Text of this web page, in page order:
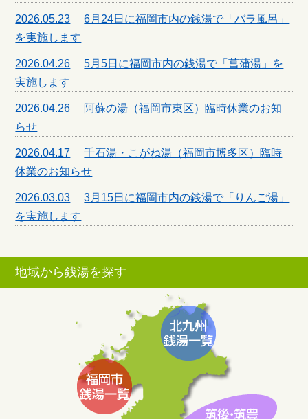
2026.05.23
6月24日に福岡市内の銭湯で「バラ風呂」
を実施します
2026.04.26
5月5日に福岡市内の銭湯で「菖蒲湯」を
実施します
2026.04.26
阿蘇の湯（福岡市東区）臨時休業のお知
らせ
2026.04.17
千石湯・こがね湯（福岡市博多区）臨時
休業のお知らせ
2026.03.03
3月15日に福岡市内の銭湯で「りんご湯」
を実施します
地域から銭湯を探す